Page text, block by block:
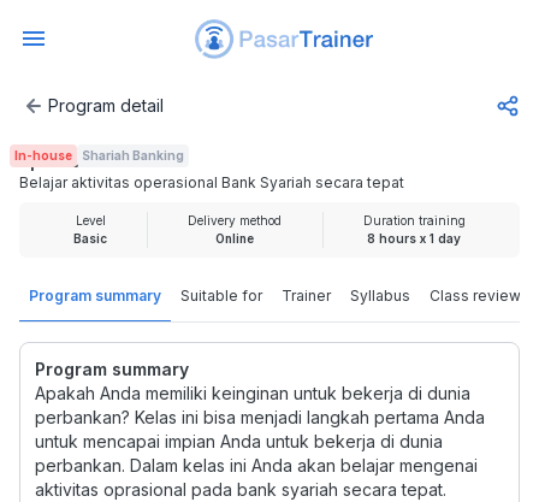
Belajar aktivitas operasional Bank Syariah secara tepat
Program detail
Program summary Suitable for Trainer Syllabus Class review
Program summary
Apakah Anda memiliki keinginan untuk bekerja di dunia
perbankan? Kelas ini bisa menjadi langkah pertama Anda
untuk mencapai impian Anda untuk bekerja di dunia
perbankan. Dalam kelas ini Anda akan belajar mengenai
aktivitas oprasional pada bank syariah secara tepat.
In-house Shariah Banking
Belajar aktivitas operasional Bank Syariah secara tepat
Rp 899.000
Level
Basic
Delivery method
Online
Duration training
8 hours x 1 day